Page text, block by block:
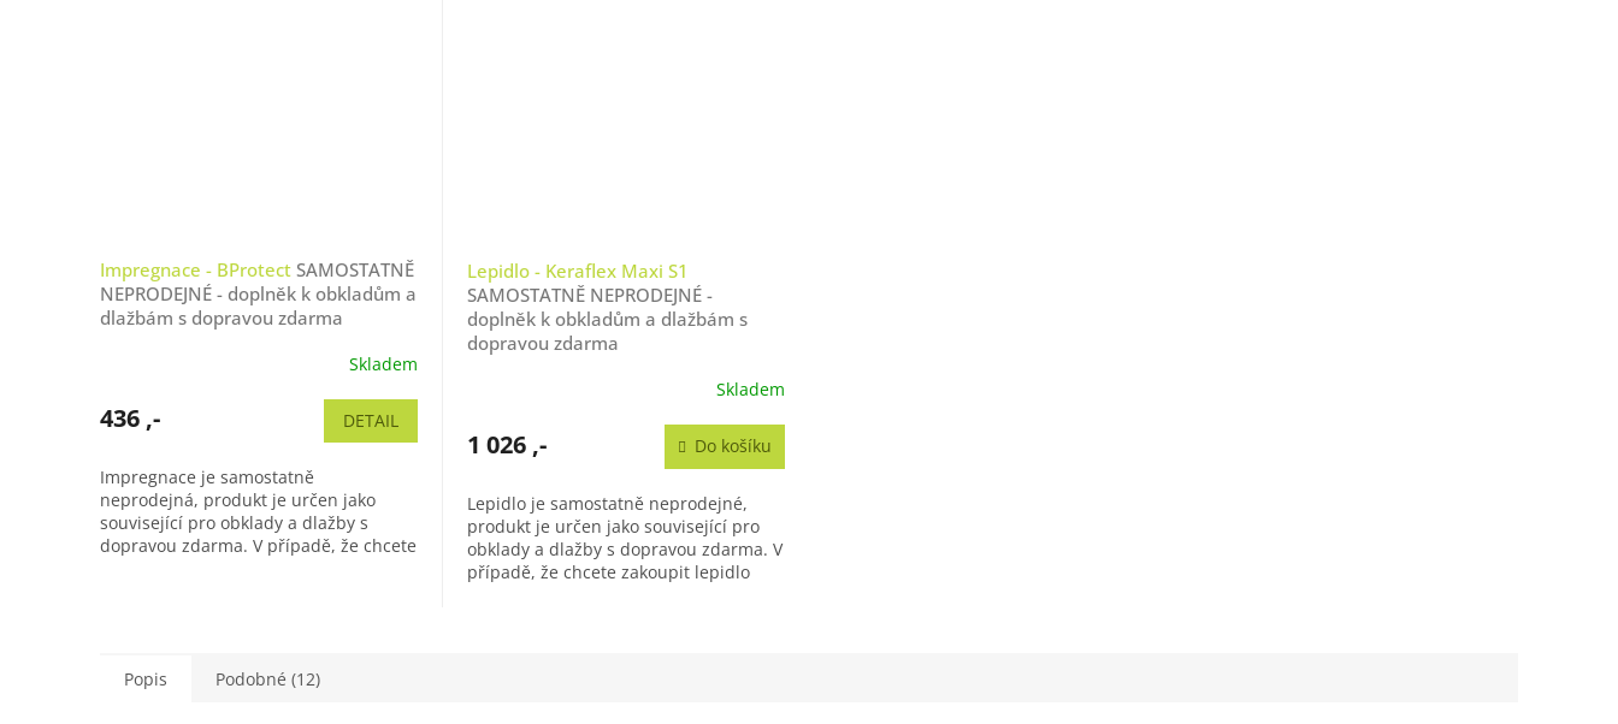
Impregnace - BProtect SAMOSTATNĚ
NEPRODEJNÉ - doplněk k obkladům a
dlažbám s dopravou zdarma
Skladem
436 ,- DETAIL
Impregnace je samostatně
neprodejná, produkt je určen jako
související pro obklady a dlažby s
dopravou zdarma. V případě, že chcete
Lepidlo - Keraflex Maxi S1
SAMOSTATNĚ NEPRODEJNÉ -
doplněk k obkladům a dlažbám s
dopravou zdarma
Skladem
1 026 ,- Do košíku
Lepidlo je samostatně neprodejné,
produkt je určen jako související pro
obklady a dlažby s dopravou zdarma. V
případě, že chcete zakoupit lepidlo
Popis Podobné (12)